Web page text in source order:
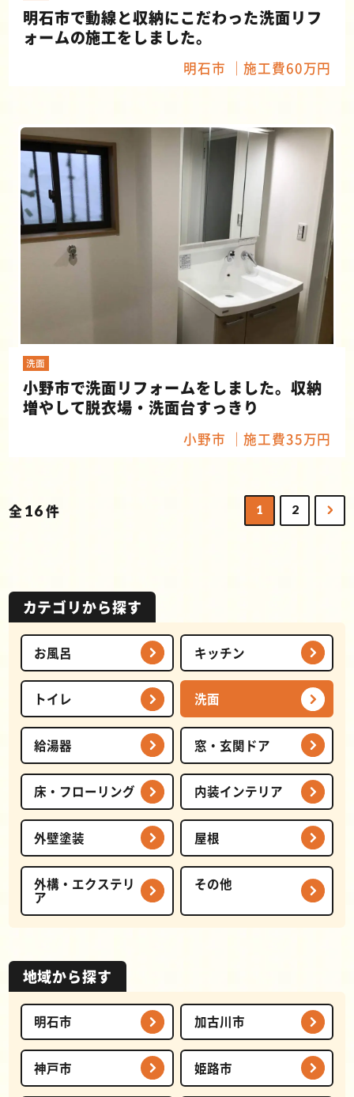
明石市で動線と収納にこだわった洗面リフ
ォームの施工をしました。
明石市 施工費60万円
洗面
小野市で洗面リフォームをしました。収納
増やして脱衣場・洗面台すっきり
小野市 施工費35万円
全16件 1 2
カテゴリから探す
お風呂 キッチン
トイレ 洗面
給湯器 窓・玄関ドア
床・フローリング 内装インテリア
外壁塗装 屋根
外構・エクステリ
ア
その他
地域から探す
明石市 加古川市
神戸市 姫路市